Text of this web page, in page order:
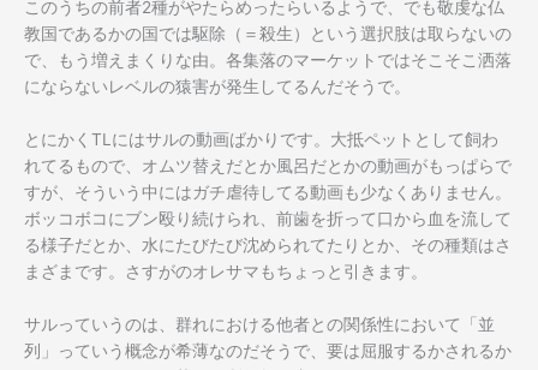
このうちの前者2種がやたらめったらいるようで、でも敬虔な仏
教国であるかの国では駆除（＝殺生）という選択肢は取らないの
で、もう増えまくりな由。各集落のマーケットではそこそこ洒落
にならないレベルの猿害が発生してるんだそうで。
とにかくTLにはサルの動画ばかりです。大抵ペットとして飼わ
れてるもので、オムツ替えだとか風呂だとかの動画がもっぱらで
すが、そういう中にはガチ虐待してる動画も少なくありません。
ボッコボコにブン殴り続けられ、前歯を折って口から血を流して
る様子だとか、水にたびたび沈められてたりとか、その種類はさ
まざまです。さすがのオレサマもちょっと引きます。
サルっていうのは、群れにおける他者との関係性において「並
列」っていう概念が希薄なのだそうで、要は屈服するかされるか